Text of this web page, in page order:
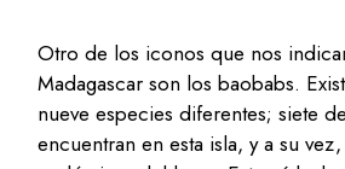
Otro de los iconos que nos
Madagascar son los baobabs.
nueve especies diferentes; siete
encuentran en esta isla, y a su